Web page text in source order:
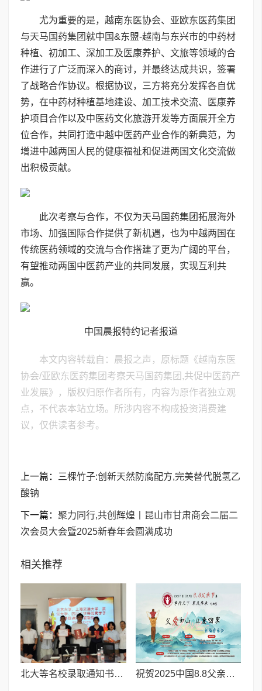
尤为重要的是，越南东医协会、亚欧东医药集团
与天马国药集团就中国&东盟-越南与东兴市的中药材
种植、初加工、深加工及医康养护、文旅等领域的合
作进行了广泛而深入的商讨，并最终达成共识，签署
了战略合作协议。根据协议，三方将充分发挥各自优
势，在中药材种植基地建设、加工技术交流、医康养
护项目合作以及中医药文化旅游开发等方面展开全方
位合作，共同打造中越中医药产业合作的新典范，为
增进中越两国人民的健康福祉和促进两国文化交流做
出积极贡献。
此次考察与合作，不仅为天马国药集团拓展海外
市场、加强国际合作提供了新机遇，也为中越两国在
传统医药领域的交流与合作搭建了更为广阔的平台，
有望推动两国中医药产业的共同发展，实现互利共
赢。
中国晨报特约记者报道
本文内容转载自：晨报之声，原标题《越南东医
协会/亚欧东医药集团考察天马国药集团,共促中医药产
业发展》，版权归原作者所有，内容为原作者独立观
点，不代表本站立场。所涉内容不构成投资消费建
议，仅供读者参考。
上一篇：
三棵竹子:创新天然防腐配方,完美替代脱氢乙
酸钠
下一篇： 聚力同行,共创辉煌丨昆山市甘肃商会二届二
次会员大会暨2025新春年会圆满成功
相关推荐
北大等名校录取通知书送达仪式在喀什市特区实验学校暖心举行 祝贺2025中国8.8父亲节“孝行天下家风传承”论坛暨祈福音乐会圆满成功